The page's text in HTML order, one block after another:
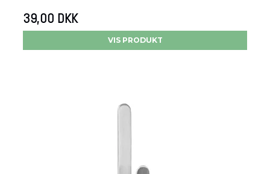
39,00 DKK
VIS PRODUKT